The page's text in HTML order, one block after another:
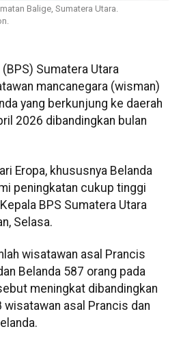
Balige, Sumatera Utara.
Sumatera Utara
mancanegara (wisman)
yang berkunjung ke daerah
2026 dibandingkan bulan
Eropa, khususnya Belanda
peningkatan cukup tinggi
BPS Sumatera Utara
Selasa.
wisatawan asal Prancis
Belanda 587 orang pada
meningkat dibandingkan
wisatawan asal Prancis dan